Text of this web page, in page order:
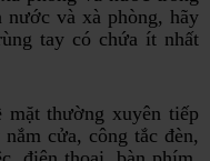
nước và xà phòng, hãy
tay có chứa ít nhất
thường xuyên tiếp
cửa, công tắc đèn,